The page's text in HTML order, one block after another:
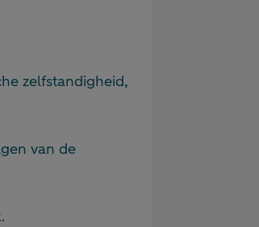
zelfstandigheid,
van de